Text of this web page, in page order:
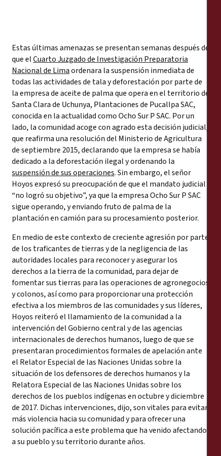
Estas últimas amenazas se presentan semanas después de
que elCuarto Juzgado de Investigación Preparatoria
Nacional de Limaordenara la suspensión inmediata de
todas las actividades de tala y deforestación por parte de
la empresa de aceite de palma que opera en el territorio de
Santa Clara de Uchunya, Plantaciones de Pucallpa SAC,
conocida en la actualidad como Ocho Sur P SAC. Por un
lado, la comunidad acoge con agrado esta decisión judicial,
que reafirma una resolución del Ministerio de Agricultura
de septiembre 2015, declarando que la empresa se había
dedicado a la deforestación ilegal y ordenando la
suspensión de sus operaciones. Sin embargo, el señor
Hoyos expresó su preocupación de que el mandato judicial
“no logró su objetivo”, ya que la empresa Ocho Sur P SAC
sigue operando, y enviando fruto de palma de la
plantación en camión para su procesamiento posterior.
En medio de este contexto de creciente agresión por parte
de los traficantes de tierras y de la negligencia de las
autoridades locales para reconocer y asegurar los
derechos a la tierra de la comunidad, para dejar de
fomentar sus tierras para las operaciones de agronegocios
y colonos, así como para proporcionar una protección
efectiva a los miembros de las comunidades y sus líderes,
Hoyos reiteró el llamamiento de la comunidad a la
intervención del Gobierno central y de las agencias
internacionales de derechos humanos, luego de que se
presentaran procedimientos formales de apelación ante
el Relator Especial de las Naciones Unidas sobre la
situación de los defensores de derechos humanos y la
Relatora Especial de las Naciones Unidas sobre los
derechos de los pueblos indígenas en octubre y diciembre
de 2017. Dichas intervenciones, dijo, son vitales para evitar
más violencia hacia su comunidad y para ofrecer una
solución pacífica a este problema que ha venido afectando
a su pueblo y su territorio durante años.